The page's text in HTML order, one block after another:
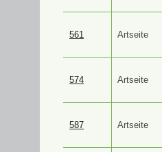
561 Artseite
574 Artseite
587 Artseite